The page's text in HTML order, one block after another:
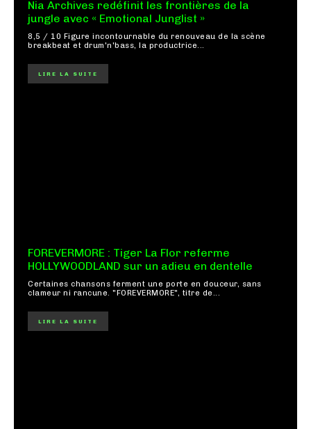
Nia Archives redéfinit les frontières de la
jungle avec « Emotional Junglist »
8,5 / 10 Figure incontournable du renouveau de la scène
breakbeat et drum'n'bass, la productrice...
LIRE LA SUITE
FOREVERMORE : Tiger La Flor referme
HOLLYWOODLAND sur un adieu en dentelle
Certaines chansons ferment une porte en douceur, sans
clameur ni rancune. "FOREVERMORE", titre de...
LIRE LA SUITE